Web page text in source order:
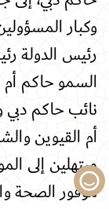
وكبار
رئيس الدولة
السمو حاكم
نائب حاكم
أم القيوين
مبتهلين إلى
موفور الصحة